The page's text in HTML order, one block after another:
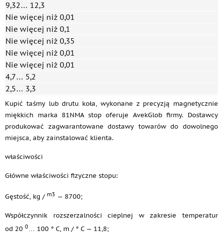
9,32… 12,3
Nie więcej niż 0,01
Nie więcej niż 0,1
Nie więcej niż 0,35
Nie więcej niż 0,01
Nie więcej niż 0,01
4,7… 5,2
2,5… 3,3
Kupić taśmy lub drutu koła, wykonane z precyzją magnetycznie
miękkich marka 81NMA stop oferuje AvekGlob firmy. Dostawcy
produkować zagwarantowane dostawy towarów do dowolnego
miejsca, aby zainstalować klienta.
właściwości
Główne właściwości fizyczne stopu:
Gęstość, kg / m3 — 8700;
Współczynnik rozszerzalności cieplnej w zakresie temperatur
od 20 0… 100 ° C, m / ° C — 11,8;